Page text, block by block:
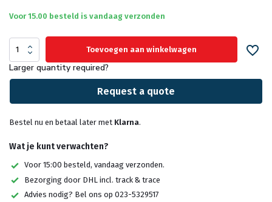
Voor 15.00 besteld is vandaag verzonden
Toevoegen aan winkelwagen
Larger quantity required?
Request a quote
Bestel nu en betaal later met Klarna.
Wat je kunt verwachten?
Voor 15:00 besteld, vandaag verzonden.
Bezorging door DHL incl. track & trace
Advies nodig? Bel ons op 023-5329517